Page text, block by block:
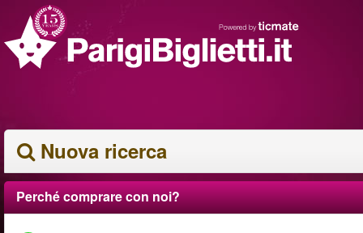
Nuova ricerca
Perché comprare con noi?